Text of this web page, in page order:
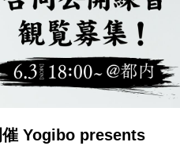
催 Yogibo presents